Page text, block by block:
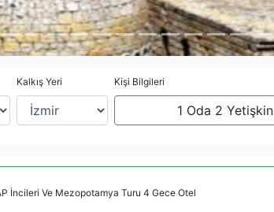
Kalkış Yeri Kişi Bilgileri
1 Oda 2 Yetişkin
İncileri Ve Mezopotamya Turu 4 Gece Otel